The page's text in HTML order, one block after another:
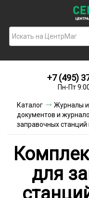
+7 (495)
Пн-Пт
Каталог Журналы и
документов и
заправочных станций
для